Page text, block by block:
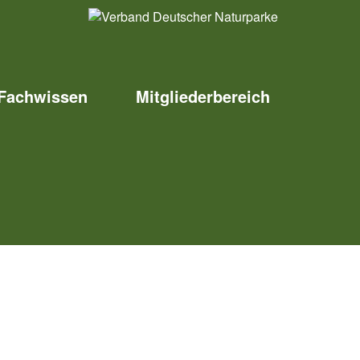
Mitgliederbereich